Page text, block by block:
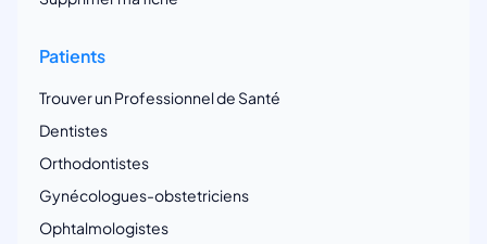
Patients
Trouver un Professionnel de Santé
Dentistes
Orthodontistes
Gynécologues-obstetriciens
Ophtalmologistes